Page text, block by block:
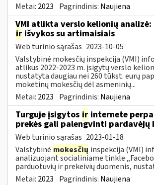
Metai: 2023 Pagrindinis: Naujiena
VMI atlikta verslo kelionių
ir išvykos su artimaisiais
Web turinio sąrašas 2023-10-05
Valstybinė mokesčių inspekcija (VMI)
atlikus 2022-2023 m. įsigytų verslo
nustatyta daugiau nei 260 tūkst. eurų
mokėtinų mokesčių dėl asmeninių...
Metai: 2023 Pagrindinis: Naujiena
Turguje įsigytos ir internete
prekės gali palengvinti pardavėjų
Web turinio sąrašas 2023-01-18
Valstybinė mokesčių inspekcija (VMI)
analizuojant socialiniame tinkle
parduotuvių ir prekeivių duomenis,
Metai: 2023 Pagrindinis: Naujiena